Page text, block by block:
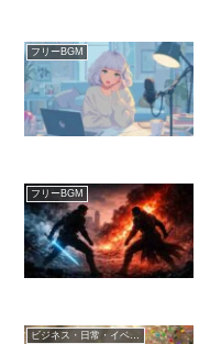
フリーBGM
フリーBGM
ビジネス・日常・イベント